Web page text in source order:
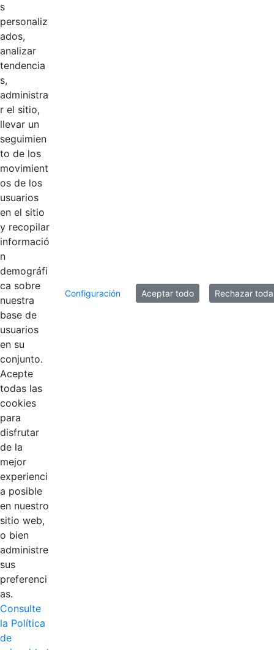
Mostrando el intervalo 41 - 60 de 127 resultados.
Página
1 Página
2 PáginaPágina
4 ...Páginas intermedias
Página
7
s
personaliz
ados,
analizar
tendencia
s,
administra
r el sitio,
llevar un
seguimien
to de los
movimient
os de los
usuarios
en el sitio
y recopilar
informació
n
demográfi
ca sobre
nuestra
base de
usuarios
en su
conjunto.
Acepte
todas las
cookies
para
disfrutar
de la
mejor
experienci
a posible
en nuestro
sitio web,
o bien
administre
sus
preferenci
as.
Consulte
la Política
de
Configuración Aceptar todo Rechazar